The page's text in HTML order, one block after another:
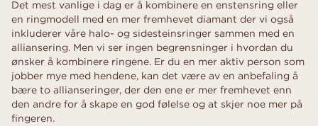
Det mest vanlige i dag er å kombinere en enstensring eller
en ringmodell med en mer fremhevet diamant der vi også
inkluderer våre halo- og sidesteinsringer sammen med en
alliansering. Men vi ser ingen begrensninger i hvordan du
ønsker å kombinere ringene. Er du en mer aktiv person som
jobber mye med hendene, kan det være av en anbefaling å
bære to allianseringer, der den ene er mer fremhevet enn
den andre for å skape en god følelse og at skjer noe mer på
fingeren.